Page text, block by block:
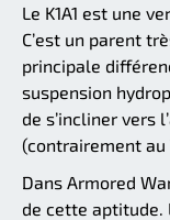
Le K1A1 est une
C’est un parent
principale
suspension
de s’incliner vers
(contrairement au
Dans Armored
de cette aptitude.